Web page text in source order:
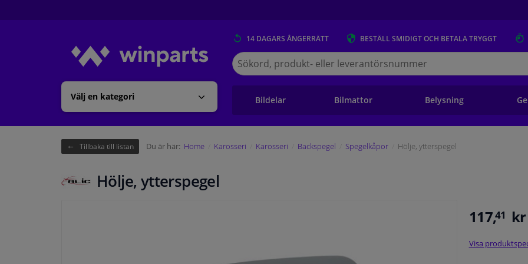
Välj en kategori
14 DAGARS ÅNGERRÄTT BESTÄLL SMIDIGT OCH BETALA TRYGGT
Sök
på
Winparts.se
Bildelar Bilmattor Belysning
Tillbaka till listan Du är här: Home Karosseri Karosseri Backspegel Spegelkåpor Hölje, ytterspegel
Hölje, ytterspegel
117,41 kr
Visa